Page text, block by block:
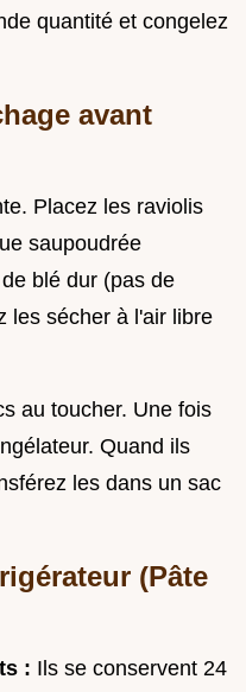
quantité et congelez
avant
Placez les raviolis
saupoudrée
blé dur (pas de
les sécher à l'air libre
au toucher. Une fois
Quand ils
les dans un sac
(Pâte
: Ils se conservent 24